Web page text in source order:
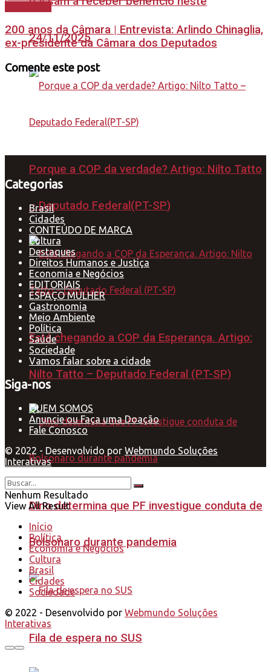
24/11/2025
Porque a COP da verdade? Artigo: Nilto Tatto
– Deputado Federal(PT-SP)
Está chegando a COP da Esperança. Artigo:
Nilto Tatto – Deputado Federal (PT-SP)
Dino determina que PF investigue conduta de
Bolsonaro durante pandemia
Fila de espera no SUS
200 anos da Câmara | Entrevista: Arlindo Chinaglia,
ex-presidente da Câmara dos Deputados
Comente este post
Categorias
Brasil
Cidades
CONTEÚDO DE MARCA
Cultura
Destaques
Direitos Humanos e Justiça
Economia e Negócios
EDITORIAIS
ESPAÇO MULHER
Gastronomia
Meio Ambiente
Política
Saúde
Sociedade
Vamos falar sobre a cidade
Siga-nos
QUEM SOMOS
Anuncie ou Faça uma Doação
Fale Conosco
© 2022 - Desenvolvido por Webmundo Soluções
Interativas
Nenhum Resultado
View All Result
Início
Política
Economia e Negócios
Cultura
Brasil
Cidades
Sociedade
© 2022 - Desenvolvido por Webmundo Soluções
Interativas